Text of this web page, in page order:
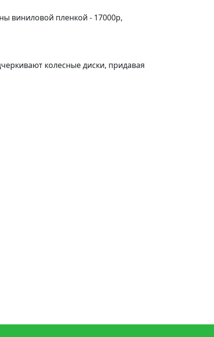
виниловой пленкой - 17000р,
колесные диски, придавая